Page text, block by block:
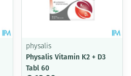
physalis
Physalis Vitamin K2 + D3
Tabl 60